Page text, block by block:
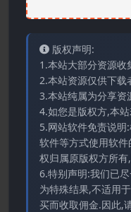
版权声明:
1.本站大部分资源收
2.本站资源仅供下载
3.本站纯属为分享资
4.如您是版权方,本
5.网站软件免责说
软件等方式使用软
权归属原版权方所
6.特别声明:我们已
为特殊结果,不适用
买而收取佣金.因此,